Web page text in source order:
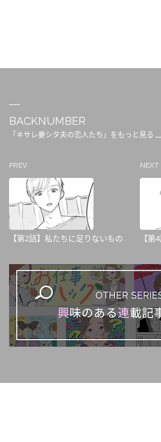
BACKNUMBER
「＃サレ妻シタ夫の恋人たち」をもっと見る
PREV
【第2話】私たちに足りないもの
NEXT
【